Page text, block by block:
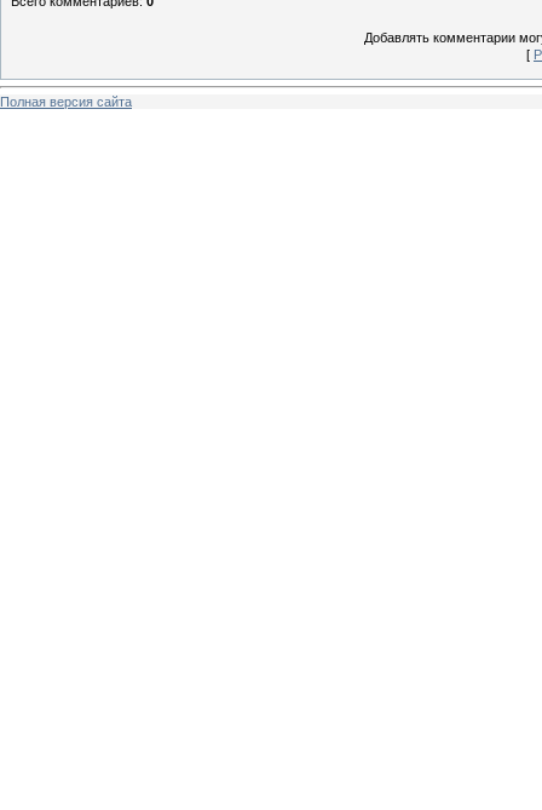
Добавлять комментарии
[
Полная версия сайта